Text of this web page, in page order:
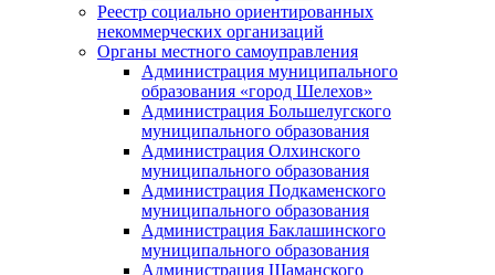
Реестр социально ориентированных
некоммерческих организаций
Органы местного самоуправления
Администрация муниципального
образования «город Шелехов»
Администрация Большелугского
муниципального образования
Администрация Олхинского
муниципального образования
Администрация Подкаменского
муниципального образования
Администрация Баклашинского
муниципального образования
Администрация Шаманского